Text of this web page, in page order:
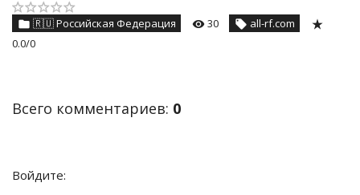
🇷🇺 Российская Федерация 30
all-rf.com
0.0/0
Всего комментариев: 0
Войдите: